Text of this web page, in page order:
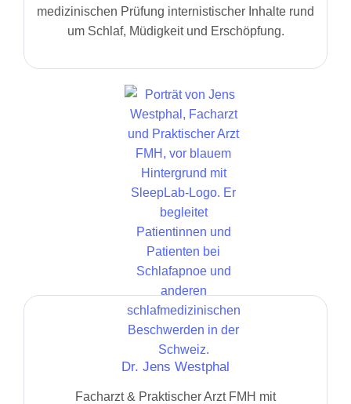
medizinischen Prüfung internistischer Inhalte rund
um Schlaf, Müdigkeit und Erschöpfung.
Dr. Jens Westphal
Facharzt & Praktischer Arzt FMH mit